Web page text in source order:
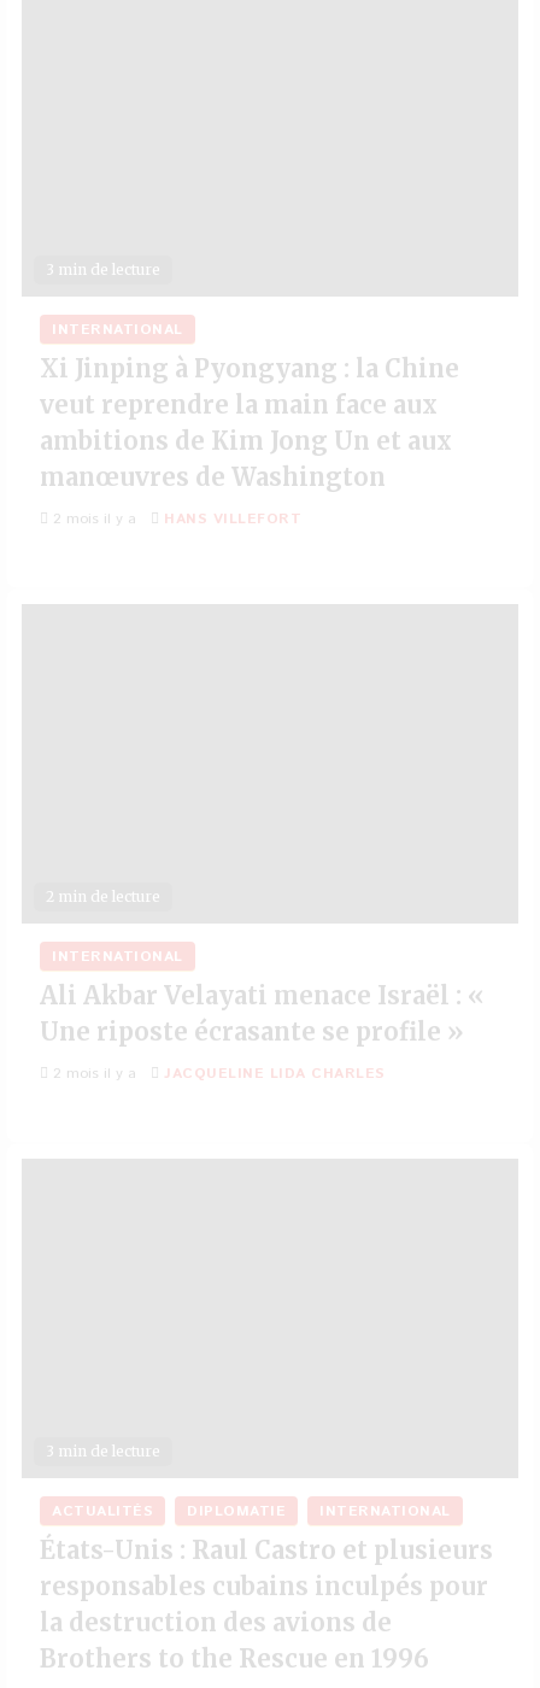
3 min de lecture
INTERNATIONAL
Xi Jinping à Pyongyang : la Chine
veut reprendre la main face aux
ambitions de Kim Jong Un et aux
manœuvres de Washington
2 mois il y a HANS VILLEFORT
2 min de lecture
INTERNATIONAL
Ali Akbar Velayati menace Israël : «
Une riposte écrasante se profile »
2 mois il y a JACQUELINE LIDA CHARLES
3 min de lecture
ACTUALITÉS DIPLOMATIE INTERNATIONAL
États-Unis : Raul Castro et plusieurs
responsables cubains inculpés pour
la destruction des avions de
Brothers to the Rescue en 1996